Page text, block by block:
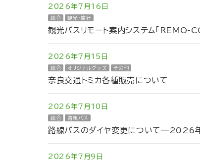
2026年7月16日
総合 観光・旅行
観光バスリモート案内システム「REMO-
2026年7月15日
総合 オリジナルグッズ その他
奈良交通トミカ各種販売について
2026年7月10日
総合 路線バス
路線バスのダイヤ変更について―2026
2026年7月9日